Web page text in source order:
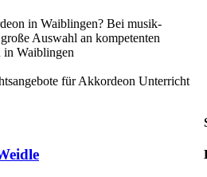
in Waiblingen? Bei musik-
Auswahl an kompetenten
Waiblingen
für Akkordeon Unterricht